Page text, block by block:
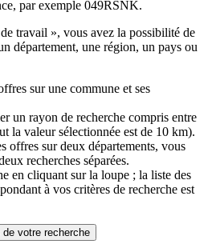
par exemple 049RSNK.
travail », vous avez la possibilité de
département, une région, un pays ou
sur une commune et ses
un rayon de recherche compris entre
la valeur sélectionnée est de 10 km).
offres sur deux départements, vous
recherches séparées.
en cliquant sur la loupe ; la liste des
à vos critères de recherche est
votre recherche